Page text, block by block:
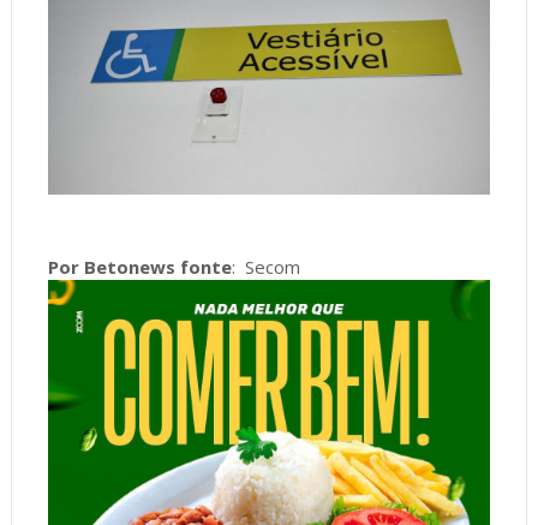
Por Betonews fonte: Secom